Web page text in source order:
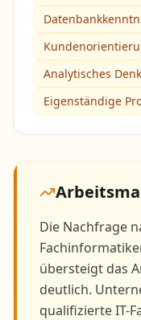
Analytisches
Eigenständige
Die Nachfrage
übersteigt das
deutlich.
qualifizierte IT-